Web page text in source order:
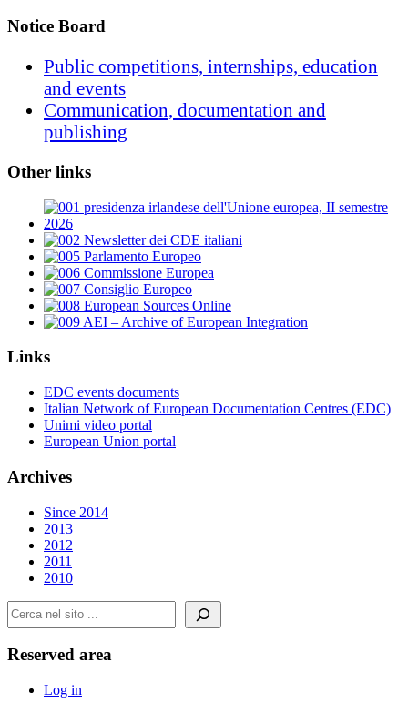
Notice Board
Public competitions, internships, education
and events
Communication, documentation and
publishing
Other links
Links
EDC events documents
Italian Network of European Documentation Centres (EDC)
Unimi video portal
European Union portal
Archives
Since 2014
2013
2012
2011
2010
Cerca
Reserved area
Log in